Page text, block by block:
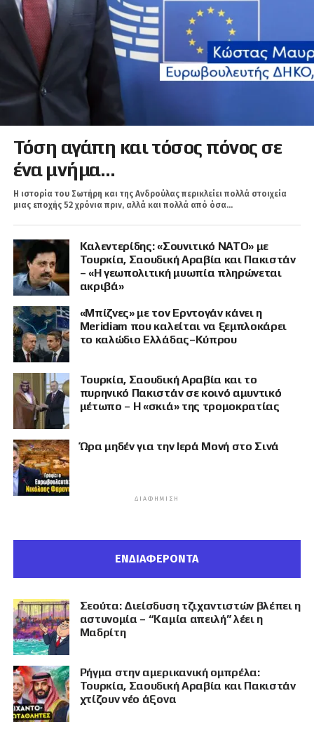
Τόση αγάπη και τόσος πόνος σε
ένα μνήμα…
Η ιστορία του Σωτήρη και της Ανδρούλας περικλείει πολλά στοιχεία
μιας εποχής 52 χρόνια πριν, αλλά και πολλά από όσα...
Καλεντερίδης: «Σουνιτικό ΝΑΤΟ» με
Τουρκία, Σαουδική Αραβία και Πακιστάν
– «Η γεωπολιτική μυωπία πληρώνεται
ακριβά»
«Μπίζνες» με τον Ερντογάν κάνει η
Meridiam που καλείται να ξεμπλοκάρει
το καλώδιο Ελλάδας–Κύπρου
Τουρκία, Σαουδική Αραβία και το
πυρηνικό Πακιστάν σε κοινό αμυντικό
μέτωπο – Η «σκιά» της τρομοκρατίας
Ώρα μηδέν για την Ιερά Μονή στο Σινά
ΔΙΑΦΉΜΙΣΗ
ΕΝΔΙΑΦΕΡΟΝΤΑ
Σεούτα: Διείσδυση τζιχαντιστών βλέπει η
αστυνομία – “Καμία απειλή” λέει η
Μαδρίτη
Ρήγμα στην αμερικανική ομπρέλα:
Τουρκία, Σαουδική Αραβία και Πακιστάν
χτίζουν νέο άξονα